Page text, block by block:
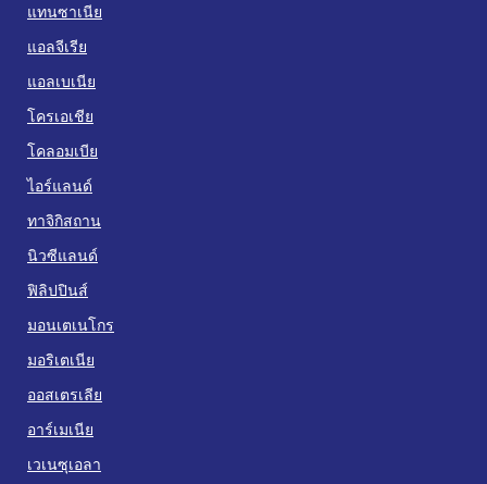
แทนซาเนีย
แอลจีเรีย
แอลเบเนีย
โครเอเชีย
โคลอมเบีย
ไอร์แลนด์
ทาจิกิสถาน
นิวซีแลนด์
ฟิลิปปินส์
มอนเตเนโกร
มอริเตเนีย
ออสเตรเลีย
อาร์เมเนีย
เวเนซุเอลา